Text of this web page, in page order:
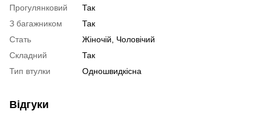
Прогулянковий
Так
З багажником
Так
Стать
Жіночій, Чоловічий
Складний
Так
Тип втулки
Одношвидкісна
Відгуки